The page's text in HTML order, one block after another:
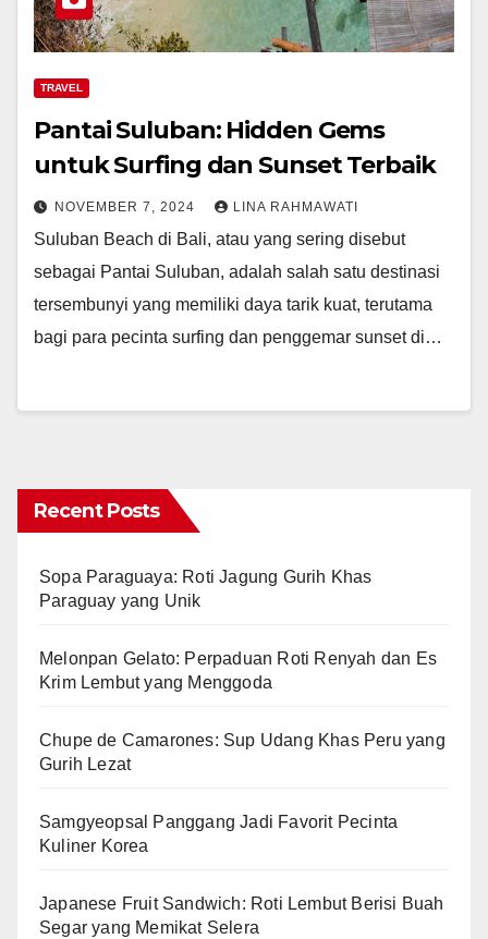
TRAVEL
Pantai Suluban: Hidden Gems
untuk Surfing dan Sunset Terbaik
NOVEMBER 7, 2024 LINA RAHMAWATI
Suluban Beach di Bali, atau yang sering disebut
sebagai Pantai Suluban, adalah salah satu destinasi
tersembunyi yang memiliki daya tarik kuat, terutama
bagi para pecinta surfing dan penggemar sunset di…
Recent Posts
Sopa Paraguaya: Roti Jagung Gurih Khas
Paraguay yang Unik
Melonpan Gelato: Perpaduan Roti Renyah dan Es
Krim Lembut yang Menggoda
Chupe de Camarones: Sup Udang Khas Peru yang
Gurih Lezat
Samgyeopsal Panggang Jadi Favorit Pecinta
Kuliner Korea
Japanese Fruit Sandwich: Roti Lembut Berisi Buah
Segar yang Memikat Selera